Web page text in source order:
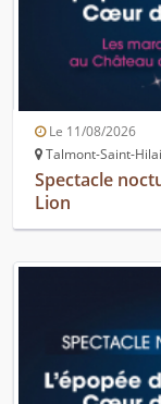
Le 11/08/2026
Talmont-Saint-
Spectacle
Lion